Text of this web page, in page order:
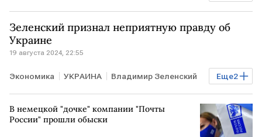
Владимир Зеленский режим
Зеленский признал неприятную правду об
Украине
19 августа 2024, 22:55
Еще2
Экономика УКРАИНА Владимир Зеленский
отток отток населения
В немецкой "дочке" компании "Почты
России" прошли обыски